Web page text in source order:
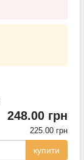
248.00 грн
225.00 грн
купити